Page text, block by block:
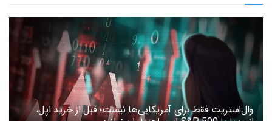
وال‌استریت فقط برای آمریکایی‌ها نیست؛ قبل از خرید اپل،